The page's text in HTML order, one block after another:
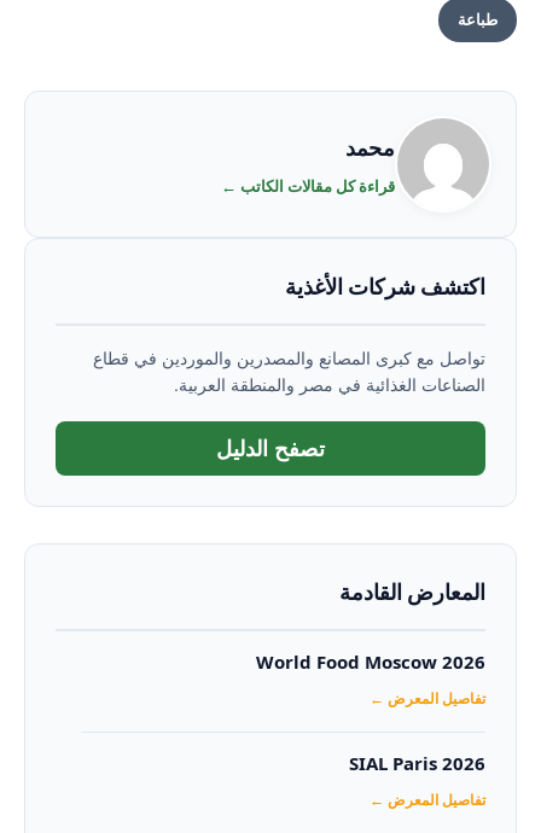
طباعة
محمد
قراءة كل مقالات الكاتب ←
اكتشف شركات الأغذية
تواصل مع كبرى المصانع والمصدرين والموردين في قطاع
الصناعات الغذائية في مصر والمنطقة العربية.
تصفح الدليل
المعارض القادمة
World Food Moscow 2026
تفاصيل المعرض ←
SIAL Paris 2026
تفاصيل المعرض ←